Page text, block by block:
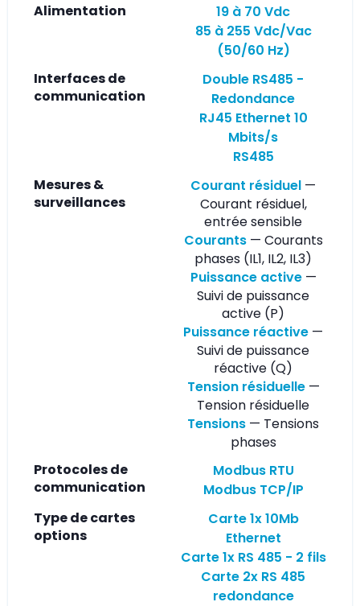
Alimentation
19 à 70 Vdc
85 à 255 Vdc/Vac
(50/60 Hz)
Interfaces de
communication
Double RS485 -
Redondance
RJ45 Ethernet 10
Mbits/s
RS485
Mesures &
surveillances
Courant résiduel —
Courant résiduel,
entrée sensible
Courants— Courants
phases (IL1, IL2, IL3)
Puissance active—
Suivi de puissance
active (P)
Puissance réactive —
Suivi de puissance
réactive (Q)
Tension résiduelle—
Tension résiduelle
Tensions — Tensions
phases
Protocoles de
communication
Modbus RTU
Modbus TCP/IP
Type de cartes
options
Carte 1x 10Mb
Ethernet
Carte 1x RS 485 - 2 fils
Carte 2x RS 485
redondance